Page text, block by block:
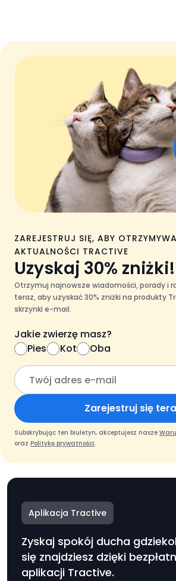
ZAREJESTRUJ SIĘ, ABY
AKTUALNOŚCI TRACTIVE
Uzyskaj 30% zniżki!
Otrzymuj najnowsze wiadomości, porady i
teraz, aby uzyskać 30% zniżki na produkty
skrzynki e-mail.
Jakie zwierzę masz?
Pies
Kot Oba
Zarejestruj się
Subskrybując ten biuletyn, akceptujesz nasze
oraz Politykę prywatności.
Aplikacja Tractive
Zyskaj spokój ducha
się znajdziesz dzięki
aplikacji Tractive.